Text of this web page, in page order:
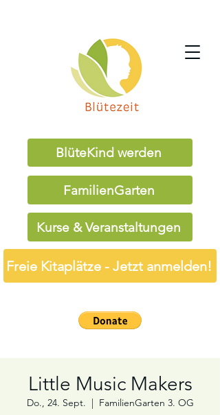
BlüteKind werden
FamilienGarten
Kurse & Veranstaltungen
Freie Kitaplätze - Jetzt anmelden!
Little Music Makers
Do., 24. Sept.
  |
FamilienGarten 3. OG